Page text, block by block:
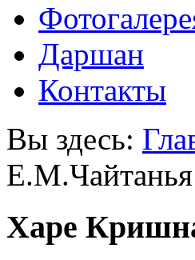
Даршан
Контакты
Вы здесь:
Харе